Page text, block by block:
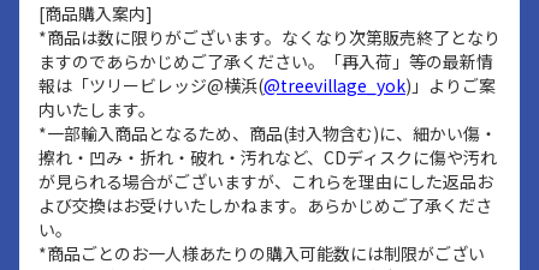
[商品購入案内]
*商品は数に限りがございます。なくなり次第販売終了となり
ますのであらかじめご了承ください。「再入荷」等の最新情
報は「ツリービレッジ@横浜(@treevillage_yok)」よりご案
内いたします。
*一部輸入商品となるため、商品(封入物含む)に、細かい傷・
擦れ・凹み・折れ・破れ・汚れなど、CDディスクに傷や汚れ
が見られる場合がございますが、これらを理由にした返品お
よび交換はお受けいたしかねます。あらかじめご了承くださ
い。
*商品ごとのお一人様あたりの購入可能数には制限がござい